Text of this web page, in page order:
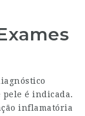
é indicada.
inflamatória